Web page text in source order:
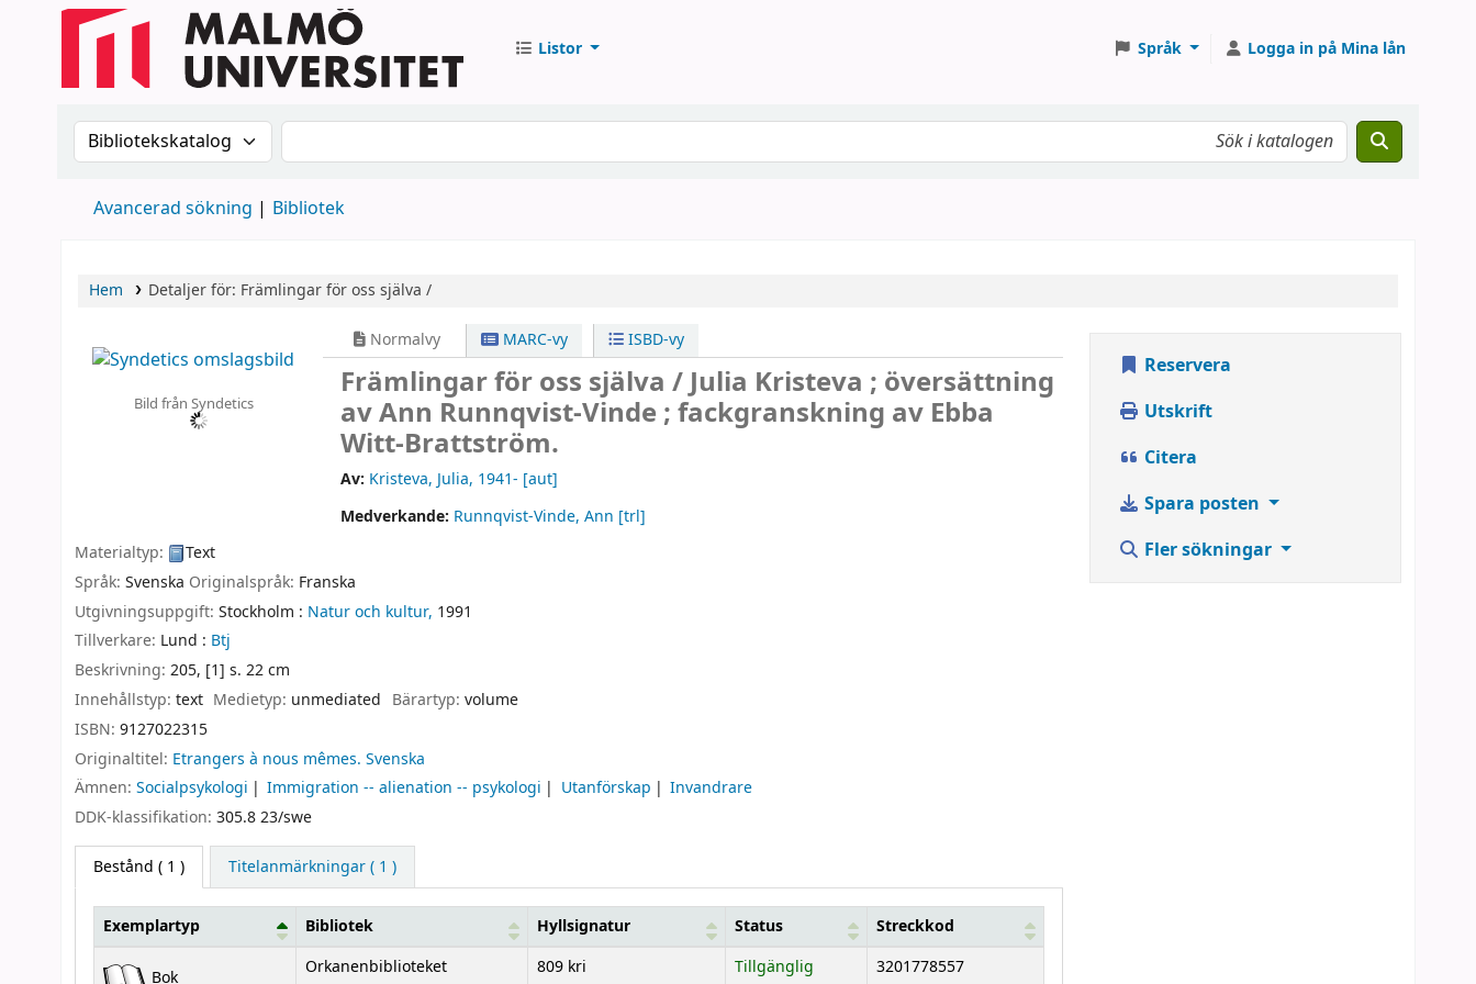
Listor Språk Logga in på Mina lån
Sök i katalogen efter:Sök i katalogen
Avancerad sökning Bibliotek
Hem Detaljer för: Främlingar för oss själva /
Bild från Syndetics
Normalvy MARC-vy ISBD-vy
Främlingar för oss själva /Julia Kristeva ; översättning
av Ann Runnqvist-Vinde ; fackgranskning av Ebba
Witt-Brattström.
Av: Kristeva, Julia, 1941- [aut]
Medverkande: Runnqvist-Vinde, Ann [trl]
Materialtyp:
Text
Språk: Svenska Originalspråk: Franska
Utgivningsuppgift: Stockholm : Natur och kultur, 1991
Tillverkare: Lund : Btj
Beskrivning: 205, [1] s. 22 cm
Innehållstyp: text Medietyp: unmediated Bärartyp: volume
ISBN: 9127022315
Originaltitel: Etrangers à nous mêmes. Svenska
Ämnen: Socialpsykologi Immigration -- alienation -- psykologi Utanförskap
Invandrare
DDK-klassifikation: 305.8 23/swe
Bestånd ( 1 ) Titelanmärkningar ( 1 )
Bestånd
Exemplartyp Bibliotek Hyllsignatur Status Streckkod
Bok Orkanenbiblioteket 809 kri Tillgänglig 3201778557
Reservera
Utskrift
Citera
Spara posten
Fler sökningar